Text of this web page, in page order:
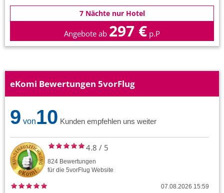
7 Nächte nur Hotel
Angebote ab 297 € p.P
eKomi Bewertungen 5vorFlug
9 von10 Kunden empfehlen uns weiter
4.8 / 5
824 Bewertungen
für die 5vorFlug Website
07.08.2026 15:59